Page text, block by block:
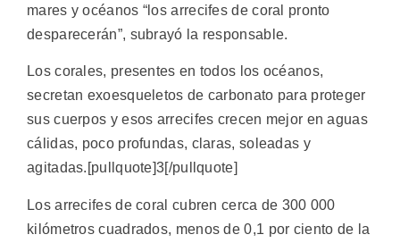
mares y océanos “los arrecifes de coral pronto
desparecerán”, subrayó la responsable.
Los corales, presentes en todos los océanos,
secretan exoesqueletos de carbonato para proteger
sus cuerpos y esos arrecifes crecen mejor en aguas
cálidas, poco profundas, claras, soleadas y
agitadas.[pullquote]3[/pullquote]
Los arrecifes de coral cubren cerca de 300 000
kilómetros cuadrados, menos de 0,1 por ciento de la